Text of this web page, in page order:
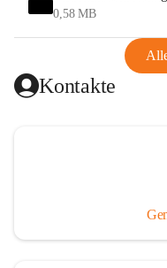
und Ungarn war.
Aus diesem Grund war
Schmuggel zu
Überfällen und
wirtschaftlich ging es
1926. Es folgten
Unanbringlichkeit von
Anschluss an das
Weltkrieg ausbrach,
26 Männer an der
0,58 MB
Kontakte